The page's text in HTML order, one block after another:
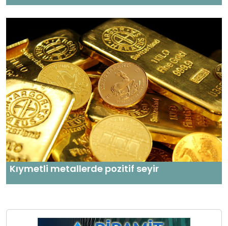
Kıymetli metallerde pozitif seyir